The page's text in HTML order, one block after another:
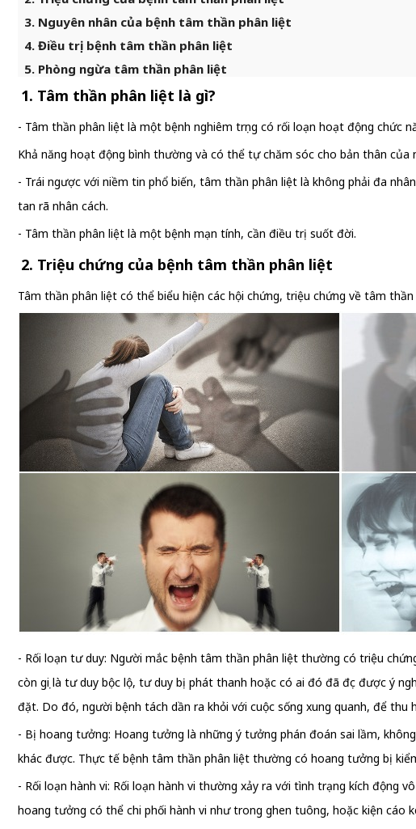
3. Nguyên nhân của bệnh tâm thần phân liệt
4. Điều trị bệnh tâm thần phân liệt
5. Phòng ngừa tâm thần phân liệt
1. Tâm thần phân liệt là gì?
- Tâm thần phân liệt là một bệnh nghiêm trọng có rối loạn hoạt động chức
Khả năng hoạt động bình thường và có thể tự chăm sóc cho bản thân
- Trái ngược với niềm tin phổ biến, tâm thần phân liệt là không phải đa
tan rã nhân cách.
- Tâm thần phân liệt là một bệnh mạn tính, cần điều trị suốt đời.
2. Triệu chứng của bệnh tâm thần phân liệt
Tâm thần phân liệt có thể biểu hiện các hội chứng, triệu chứng về tâm thần
- Rối loạn tư duy: Người mắc bệnh tâm thần phân liệt thường có triệu
còn gọi là tư duy bộc lộ, tư duy bị phát thanh hoặc có ai đó đã đọc được ý
đặt. Do đó, người bệnh tách dần ra khỏi với cuộc sống xung quanh, để thu
- Bị hoang tưởng: Hoang tưởng là những ý tưởng phán đoán sai lầm,
khác được. Thực tế bệnh tâm thần phân liệt thường có hoang tưởng bị
- Rối loạn hành vi: Rối loạn hành vi thường xảy ra với tình trạng kích động
hoang tưởng có thể chi phối hành vi như trong ghen tuông, hoặc kiện cáo